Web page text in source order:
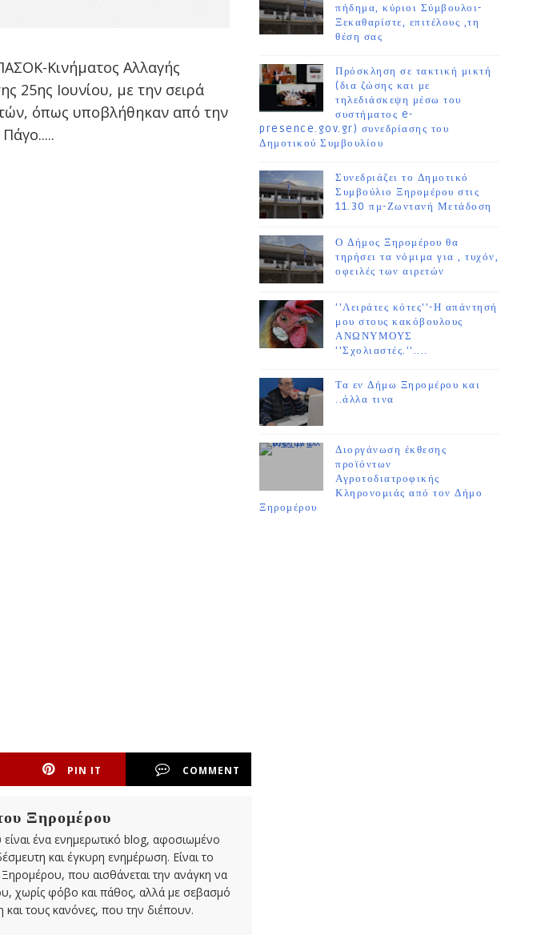
Κινήματος Αλλαγής
25ης Ιουνίου, με την σειρά
όπως υποβλήθηκαν από την
PIN IT COMMENT
Ξηρομέρου
ένα ενημερωτικό blog, αφοσιωμένο
και έγκυρη ενημέρωση. Είναι το
που αισθάνεται την ανάγκη να
χωρίς φόβο και πάθος, αλλά με σεβασμό
τους κανόνες, που την διέπουν.
πήδημα, κύριοι Σύμβουλοι-
Ξεκαθαρίστε, επιτέλους ,τη
θέση σας
Πρόσκληση σε τακτική μικτή
(δια ζώσης και με
τηλεδιάσκεψη μέσω του
συστήματος e-
presence.gov.gr) συνεδρίασης του
Δημοτικού Συμβουλίου
Συνεδριάζει το Δημοτικό
Συμβούλιο Ξηρομέρου στις
11.30 πμ-Ζωντανή Μετάδοση
Ο Δήμος Ξηρομέρου θα
τηρήσει τα νόμιμα για , τυχόν,
οφειλές των αιρετών
''Λειράτες κότες''-Η απάντησή
μου στους κακόβουλους
ΑΝΩΝΥΜΟΥΣ
''Σχολιαστές.''....
Τα εν Δήμω Ξηρομέρου και
..άλλα τινα
Διοργάνωση έκθεσης
προϊόντων
Αγροτοδιατροφικής
Κληρονομιάς από τον Δήμο
Ξηρομέρου